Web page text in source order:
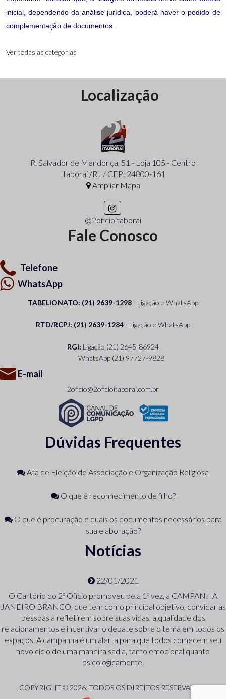
inicial, dependendo da análise jurídica, poderá haver o pedido de
complementação de documentos.
Ver todas as categorias
Localização
R. Salvador de Mendonça, 51 - Loja 105 - Centro
Itaboraí /RJ / CEP: 24800-161
Ampliar Mapa
@2oficioitaborai
Fale Conosco
Telefone
WhatsApp
TABELIONATO: (21) 2639-1298- Ligação e WhatsApp
RTD/RCPJ: (21) 2639-1284- Ligação e WhatsApp
RGI: Ligação (21) 2645-86924
WhatsApp (21) 97727-9828
E-mail
2oficio@2oficioitaborai.com.br
Dúvidas Frequentes
Ata de Eleição de Associação e Organização Religiosa
O que é reconhecimento de filho?
O que é procuração e quais os documentos necessários para
sua elaboração?
Notícias
22/01/2021
O Cartório do 2º Ofício promoveu pela 1º vez, a CAMPANHA
JANEIRO BRANCO, que tem como principal objetivo, convidar as
pessoas a refletirem sobre suas vidas, a qualidade dos
relacionamentos e incentivar o debate sobre o tema em todos os
espaços. A campanha é um alerta para que todos comecem seu
novo ciclo de uma maneira sadia, tanto emocional quanto
psicologicamente.
COPYRIGHT © 2026. TODOS OS DIREITOS RESERVADOS.